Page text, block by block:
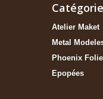
Atelier Maket
Metal
Phoenix
Epopées